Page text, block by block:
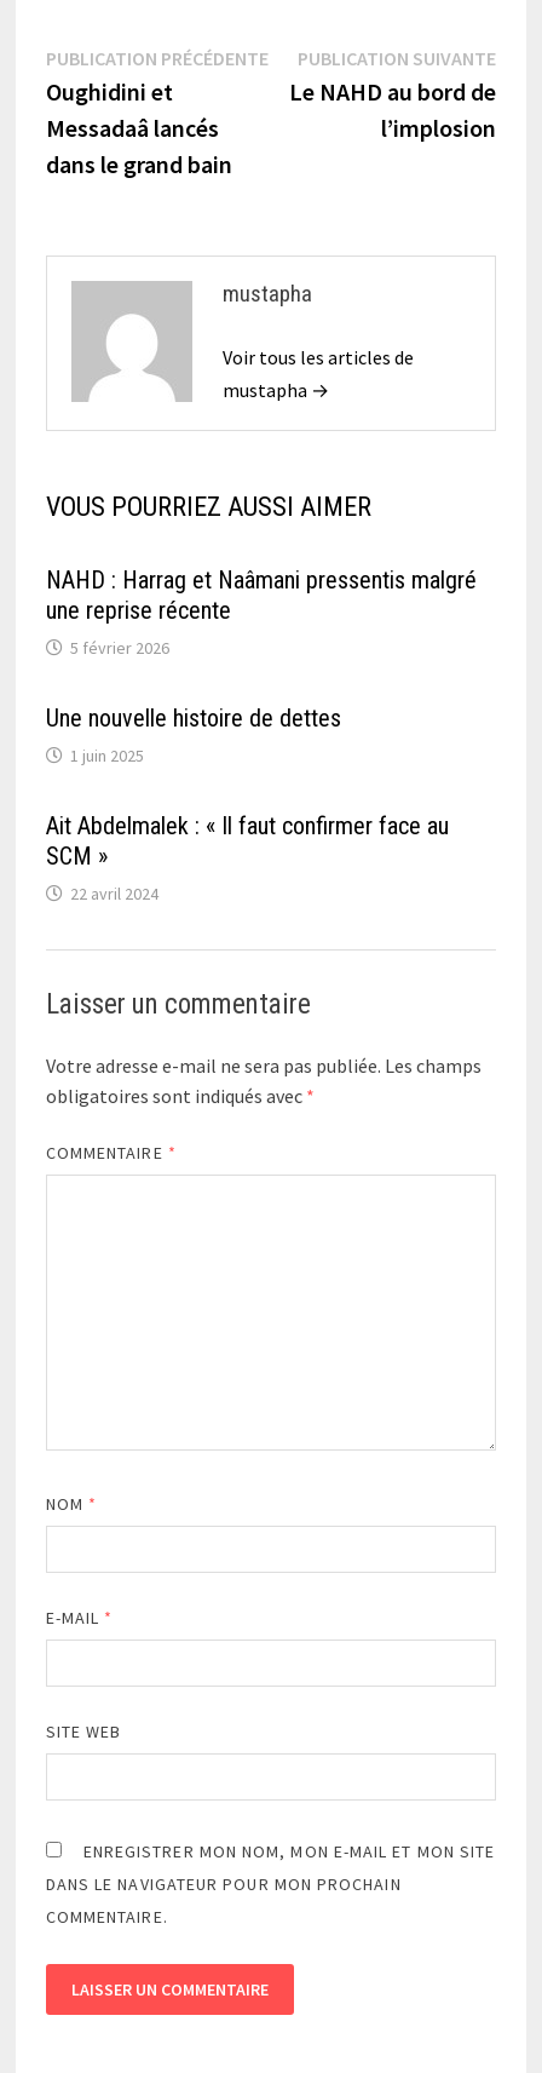
Navigation
de
l’article
PUBLICATION PRÉCÉDENTEPublication
précédente :
Oughidini et
Messadaâ lancés
dans le grand bain
PUBLICATION SUIVANTE
Le NAHD au bord de
l’implosion
mustapha
Voir tous les articles de
mustapha →
VOUS POURRIEZ AUSSI AIMER
NAHD : Harrag et Naâmani pressentis malgré
une reprise récente
5 février 2026
Une nouvelle histoire de dettes
1 juin 2025
Ait Abdelmalek : « Il faut confirmer face au
SCM »
22 avril 2024
Laisser un commentaire
Votre adresse e-mail ne sera pas publiée. Les champs
obligatoires sont indiqués avec *
COMMENTAIRE *
NOM *
E-MAIL *
SITE WEB
ENREGISTRER MON NOM, MON E-MAIL ET MON SITE
DANS LE NAVIGATEUR POUR MON PROCHAIN
COMMENTAIRE.